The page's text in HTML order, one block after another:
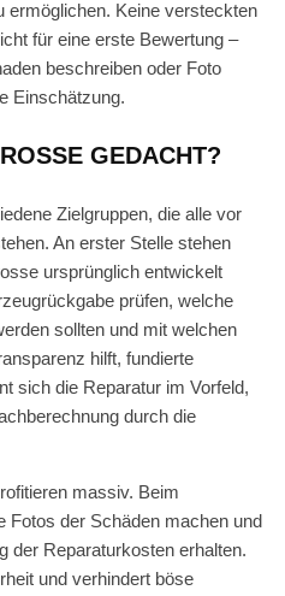
ermöglichen. Keine versteckten
für eine erste Bewertung –
beschreiben oder Foto
Einschätzung.
GEDACHT?
Zielgruppen, die alle vor
An erster Stelle stehen
ursprünglich entwickelt
prüfen, welche
sollten und mit welchen
hilft, fundierte
sich die Reparatur im Vorfeld,
durch die
massiv. Beim
Fotos der Schäden machen und
der Reparaturkosten erhalten.
und verhindert böse